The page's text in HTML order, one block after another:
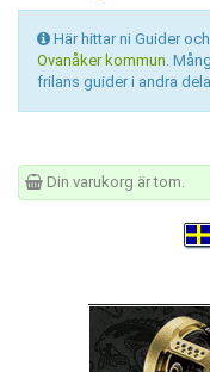
Här hittar ni Guider
Ovanåker kommun .
frilans guider i andra
Din varukorg är tom.